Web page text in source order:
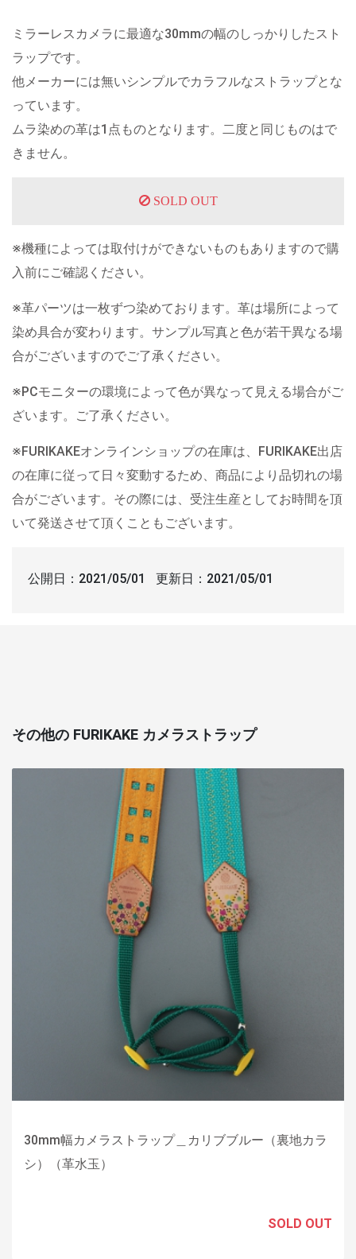
ミラーレスカメラに最適な30mmの幅のしっかりしたスト
ラップです。
他メーカーには無いシンプルでカラフルなストラップとな
っています。
ムラ染めの革は1点ものとなります。二度と同じものはで
きません。
SOLD OUT
※機種によっては取付けができないものもありますので購
入前にご確認ください。
※革パーツは一枚ずつ染めております。革は場所によって
染め具合が変わります。サンプル写真と色が若干異なる場
合がございますのでご了承ください。
※PCモニターの環境によって色が異なって見える場合がご
ざいます。ご了承ください。
※FURIKAKEオンラインショップの在庫は、FURIKAKE出店
の在庫に従って日々変動するため、商品により品切れの場
合がございます。その際には、受注生産としてお時間を頂
いて発送させて頂くこともございます。
公開日： 2021/05/01 更新日： 2021/05/01
その他の FURIKAKE カメラストラップ
30mm幅カメラストラップ＿カリブブルー（裏地カラ
シ）（革水玉）
SOLD OUT